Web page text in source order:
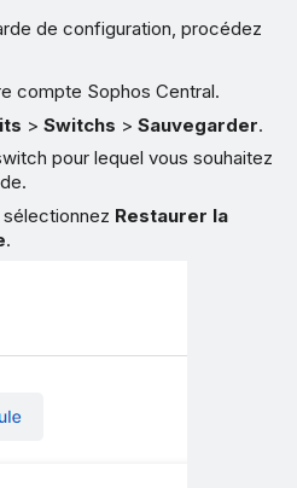
de configuration, procédez
compte Sophos Central.
>Switchs >Sauvegarder.
pour lequel vous souhaitez
Restaurer la
.